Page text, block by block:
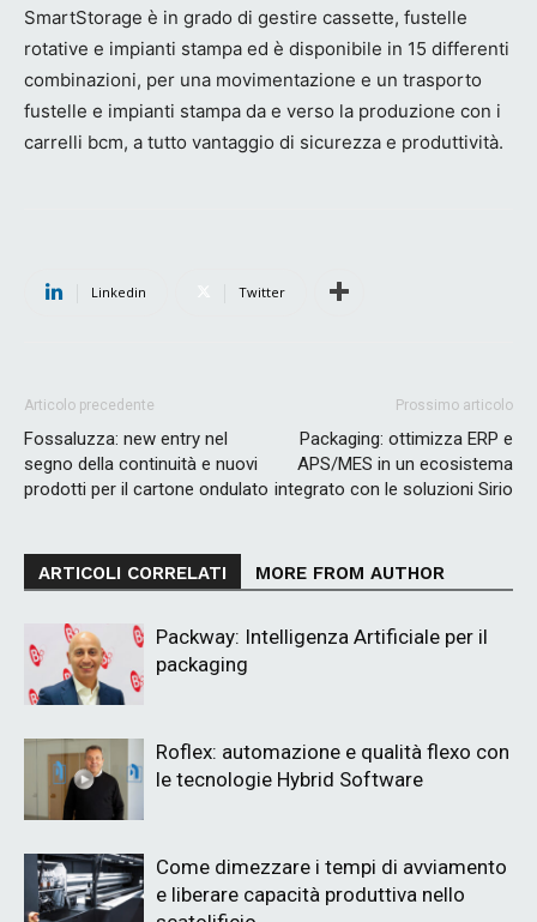
SmartStorage è in grado di gestire cassette, fustelle
rotative e impianti stampa ed è disponibile in 15 differenti
combinazioni, per una movimentazione e un trasporto
fustelle e impianti stampa da e verso la produzione con i
carrelli bcm, a tutto vantaggio di sicurezza e produttività.
Linkedin Twitter
Articolo precedente
Fossaluzza: new entry nel
segno della continuità e nuovi
prodotti per il cartone ondulato
Prossimo articolo
Packaging: ottimizza ERP e
APS/MES in un ecosistema
integrato con le soluzioni Sirio
ARTICOLI CORRELATI MORE FROM AUTHOR
Packway: Intelligenza Artificiale per il
packaging
Roflex: automazione e qualità flexo con
le tecnologie Hybrid Software
Come dimezzare i tempi di avviamento
e liberare capacità produttiva nello